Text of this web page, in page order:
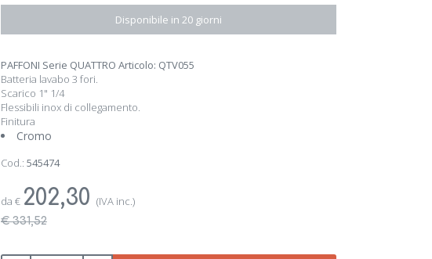
Disponibile in 20 giorni
PAFFONI Serie QUATTRO Articolo: QTV055
Batteria lavabo 3 fori.
Scarico 1" 1/4
Flessibili inox di collegamento.
Finitura
Cromo
Cod.: 545474
da € 202,30 (IVA inc.)
€ 331,52